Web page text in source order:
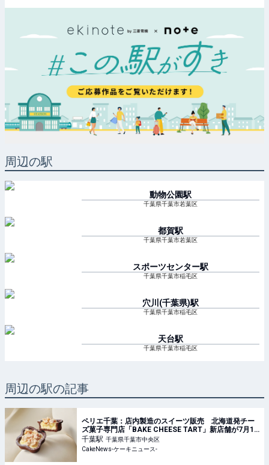
周辺の駅
動物公園駅
千葉県千葉市若葉区
都賀駅
千葉県千葉市若葉区
スポーツセンター駅
千葉県千葉市稲毛区
穴川(千葉県)駅
千葉県千葉市稲毛区
天台駅
千葉県千葉市稲毛区
周辺の駅の記事
ペリエ千葉：店内製造のスイーツ販売 北海道発チー
ズ菓子専門店「BAKE CHEESE TART」新店舗が7月17
日オープン
千葉駅 千葉県千葉市中央区
CakeNews-ケーキニュース-